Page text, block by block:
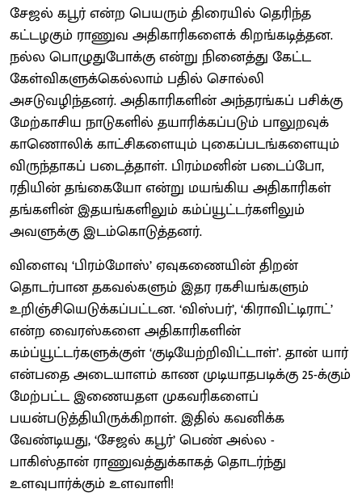
சேஜல் கபூர் என்ற பெயரும் திரையில் தெரிந்த
கட்டழகும் ராணுவ அதிகாரிகளைக் கிறங்கடித்தன.
நல்ல பொழுதுபோக்கு என்று நினைத்து கேட்ட
கேள்விகளுக்கெல்லாம் பதில் சொல்லி
அசடுவழிந்தனர். அதிகாரிகளின் அந்தரங்கப் பசிக்கு
மேற்காசிய நாடுகளில் தயாரிக்கப்படும் பாலுறவுக்
காணொலிக் காட்சிகளையும் புகைப்படங்களையும்
விருந்தாகப் படைத்தாள். பிரம்மனின் படைப்போ,
ரதியின் தங்கையோ என்று மயங்கிய அதிகாரிகள்
தங்களின் இதயங்களிலும் கம்ப்யூட்டர்களிலும்
அவளுக்கு இடம்கொடுத்தனர்.
விளைவு ‘பிரம்மோஸ்’ ஏவுகணையின் திறன்
தொடர்பான தகவல்களும் இதர ரகசியங்களும்
உறிஞ்சியெடுக்கப்பட்டன. ‘விஸ்பர்’, ‘கிராவிட்டிராட்’
என்ற வைரஸ்களை அதிகாரிகளின்
கம்ப்யூட்டர்களுக்குள் ‘குடியேற்றிவிட்டாள்’. தான் யார்
என்பதை அடையாளம் காண முடியாதபடிக்கு 25-க்கும்
மேற்பட்ட இணையதள முகவரிகளைப்
பயன்படுத்தியிருக்கிறாள். இதில் கவனிக்க
வேண்டியது, ‘சேஜல் கபூர்’ பெண் அல்ல -
பாகிஸ்தான் ராணுவத்துக்காகத் தொடர்ந்து
உளவுபார்க்கும் உளவாளி!